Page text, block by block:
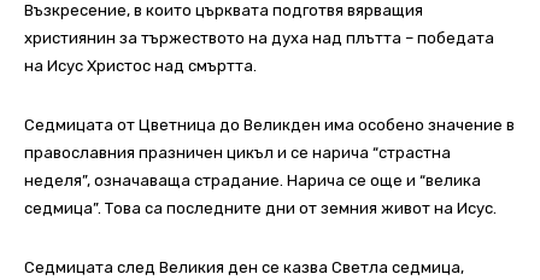
Възкресение, в които църквата подготвя вярващия
християнин за тържеството на духа над плътта – победата
на Исус Христос над смъртта.
Седмицата от Цветница до Великден има особено значение в
православния празничен цикъл и се нарича “страстна
неделя”, означаваща страдание. Нарича се още и “велика
седмица”. Това са последните дни от земния живот на Исус.
Седмицата след Великия ден се казва Светла седмица,